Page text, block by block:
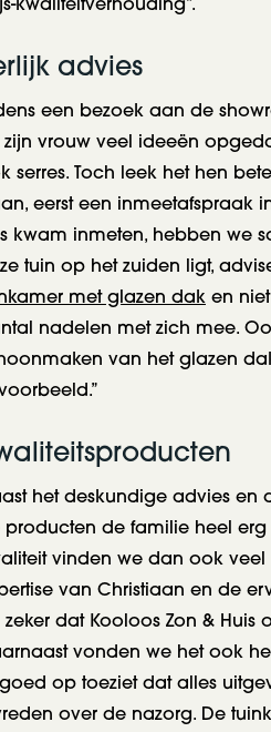
advies
een bezoek aan de
vrouw veel ideeën
serres. Toch leek het hen
eerst een inmeetafspraak
kwam inmeten, hebben we
tuin op het zuiden ligt,
met glazen dak en
nadelen met zich mee.
van het glazen
het deskundige advies en
de familie heel erg
vinden we dan ook
van Christiaan en de
zeker dat Kooloos Zon & Huis
vonden we het ook
op toeziet dat alles
over de nazorg. De